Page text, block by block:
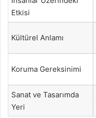
Etkisi
Kültürel Anlamı
Koruma Gereksinimi
Sanat ve Tasarımda
Yeri